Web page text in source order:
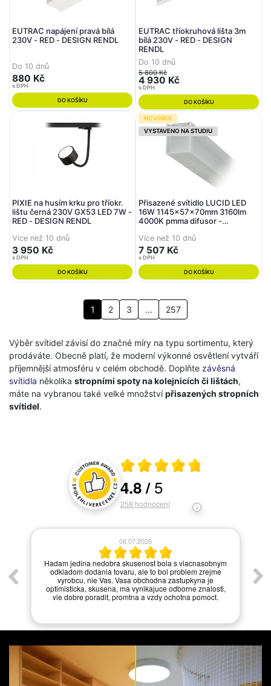
EUTRAC napájení pravá bílá
230V - RED - DESIGN RENDL
Do 10 dnů
880 Kč
s DPH
DO KOŠÍKU
EUTRAC tříokruhová lišta 3m
bílá 230V - RED - DESIGN
RENDL
Do 10 dnů
5 800 Kč
4 930 Kč
s DPH
DO KOŠÍKU
PIXIE na husím krku pro tříokr.
lištu černá 230V GX53 LED 7W -
RED - DESIGN RENDL
Více než 10 dnů
3 950 Kč
s DPH
DO KOŠÍKU
NOVINKA
VYSTAVENO NA STUDIU
Přisazené svítidlo LUCID LED
16W 1145x57x70mm 3160lm
4000K pmma difusor -
Více než 10 dnů
7 507 Kč
s DPH
DO KOŠÍKU
1 2 3 ... 257
Výběr svítidel závisí do značné míry na typu sortimentu, který
prodáváte. Obecně platí, že moderní výkonné osvětlení vytváří
příjemnější atmosféru v celém obchodě. Doplňte závěsná
svítidla několika stropními spoty na kolejnicích či lištách,
máte na vybranou také velké množstvípřisazených stropních
svítidel.
Hodnocení a recenze zákazníků
Průměrné hodnocení 4.8 z 5
4.8/5
258 hodnocení
06.07.2026
Hadam jedina nedobra skusenost bola s viacnasobnym
odkladom dodania tovaru, ale to bol problem zrejme
vyrobcu, nie Vas. Vasa obchodna zastupkyna je
optimisticka, skusena, ma vynikajuce odborne znalosti,
vie dobre poradit, promtna a vzdy ochotna pomoct.